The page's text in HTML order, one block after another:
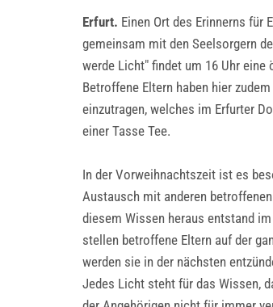
Erfurt. Einen Ort des Erinnerns für
gemeinsam mit den Seelsorgern
werde Licht" findet um 16 Uhr
Betroffene Eltern haben hier
einzutragen, welches im Erfurter
einer Tasse Tee.
In der Vorweihnachtszeit ist es
Austausch mit anderen
diesem Wissen heraus entstand
stellen betroffene Eltern auf der
werden sie in der nächsten
Jedes Licht steht für das Wissen,